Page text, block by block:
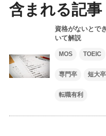
含まれる記事
資格がないとで
いて解説
MOS TOEIC
専門卒 短大卒
転職有利